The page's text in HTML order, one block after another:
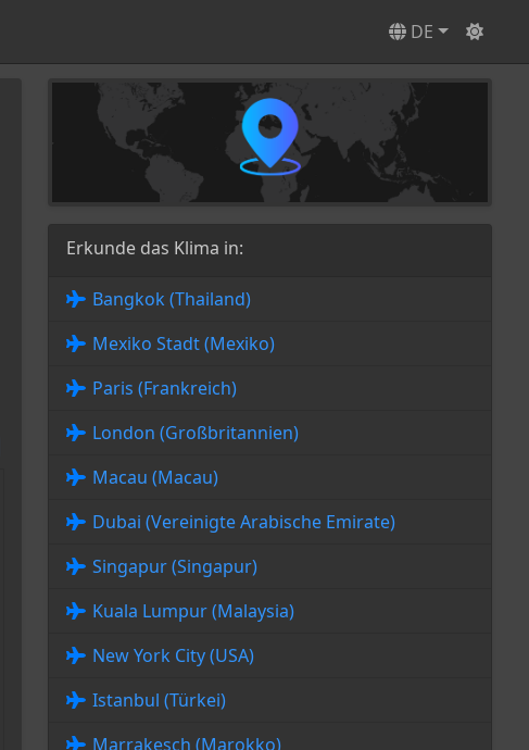
DE
Erkunde das Klima in:
Bangkok (Thailand)
Mexiko Stadt (Mexiko)
Paris (Frankreich)
London (Großbritannien)
Macau (Macau)
Dubai (Vereinigte Arabische Emirate)
Singapur (Singapur)
Kuala Lumpur (Malaysia)
New York City (USA)
Istanbul (Türkei)
Marrakesch (Marokko)